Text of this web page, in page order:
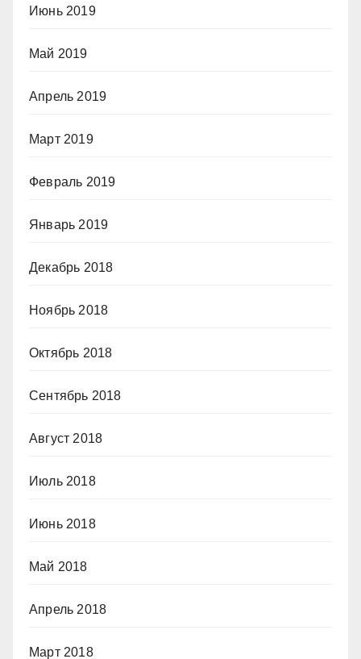
Июнь 2019
Май 2019
Апрель 2019
Март 2019
Февраль 2019
Январь 2019
Декабрь 2018
Ноябрь 2018
Октябрь 2018
Сентябрь 2018
Август 2018
Июль 2018
Июнь 2018
Май 2018
Апрель 2018
Март 2018